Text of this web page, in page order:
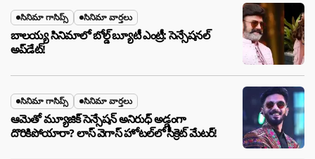
సినిమా గాసిప్స్ సినిమా వార్తలు
బాలయ్య సినిమాలో బోల్డ్ బ్యూటీ ఎంట్రీ: సెన్సేషనల్
అప్‌డేట్!
సినిమా గాసిప్స్ సినిమా వార్తలు
ఆమెతో మ్యూజిక్ సెన్సేషన్ అనిరుధ్ అడ్డంగా
దొరికిపోయారా? లాస్ వెగాస్ హోటల్‌లో సీక్రెట్ మేటర్!